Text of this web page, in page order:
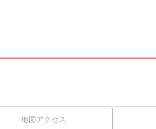
地図アクセス